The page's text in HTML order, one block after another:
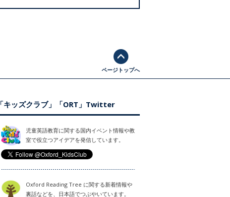
ページトップへ
「キッズクラブ」「ORT」Twitter
児童英語教育に関する国内イベント情報や教
室で役立つアイデアを発信しています。
Oxford Reading Tree に関する新着情報や
裏話などを、日本語でつぶやいています。